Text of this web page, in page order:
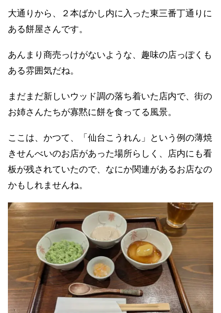
大通りから、２本ばかし内に入った東三番丁通りに
ある餅屋さんです。
あんまり商売っけがないような、趣味の店っぽくも
ある雰囲気だね。
まだまだ新しいウッド調の落ち着いた店内で、街の
お姉さんたちが寡黙に餅を食ってる風景。
ここは、かつて、「仙台こうれん」という例の薄焼
きせんべいのお店があった場所らしく、店内にも看
板が残されていたので、なにか関連があるお店なの
かもしれませんね。